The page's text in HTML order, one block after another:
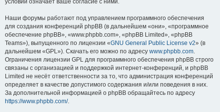
условий означает ваше согласие с ними.
Наши форумы работают под управлением программного обеспечения
для создания конференций phpBB (в дальнейшем «они», «программное
обеспечение phpBB», «www.phpbb.com», «phpBB Limited», «phpBB
Teams»), выпущенного по лицензии «GNU General Public License v2» (в
дальнейшем «GPL»). Скачать его можно по адресу www.phpbb.com.
Ограничения лицензии GPL для программного обеспечения phpBB строго
связаны с организацией и поддержкой интернет-конференций, и phpBB
Limited не несёт ответственности за то, что администрация конференций
определяет в качестве допустимого содержания и/или поведения в них.
За дополнительной информацией о phpBB обращайтесь по адресу
https://www.phpbb.com/.